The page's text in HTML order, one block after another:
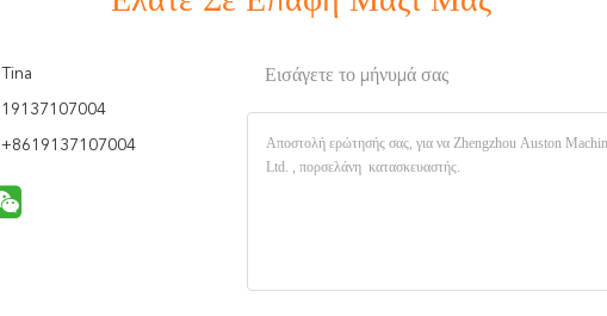
Tina
19137107004
+8619137107004
Εισάγετε το μήνυμά σας